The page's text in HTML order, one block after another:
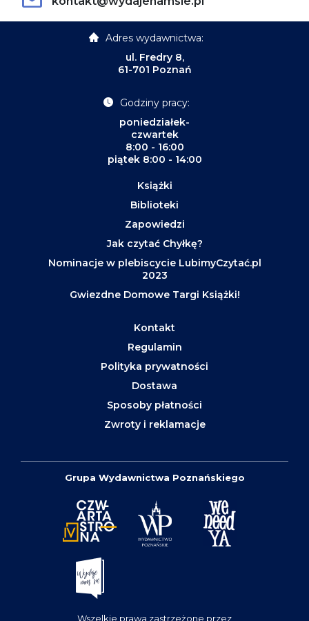
Adres wydawnictwa:
ul. Fredry 8,
61-701 Poznań
Godziny pracy:
poniedziałek-
czwartek
8:00 - 16:00
piątek 8:00 - 14:00
Książki
Biblioteki
Zapowiedzi
Jak czytać Chyłkę?
Nominacje w plebiscycie LubimyCzytać.pl
2023
Gwiezdne Domowe Targi Książki!
Kontakt
Regulamin
Polityka prywatności
Dostawa
Sposoby płatności
Zwroty i reklamacje
Grupa Wydawnictwa Poznańskiego
Wszelkie prawa zastrzeżone przez